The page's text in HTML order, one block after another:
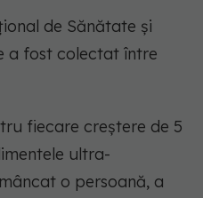
de Sănătate și
a fost colectat între
fiecare creștere de 5
ultra-
o persoană, a